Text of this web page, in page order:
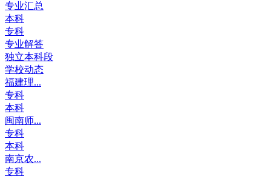
专业汇总
本科
专科
专业解答
独立本科段
学校动态
福建理...
专科
本科
闽南师...
专科
本科
南京农...
专科